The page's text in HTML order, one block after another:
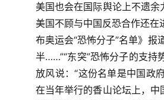
美国也会在国际舆论上不遗
美国不顾与中国反恐合作还在
布奥运会“恐怖分子”名单》
半……”“东突”恐怖分子的支持
放风说：“这份名单是中国政
在当年举行的香山论坛上，